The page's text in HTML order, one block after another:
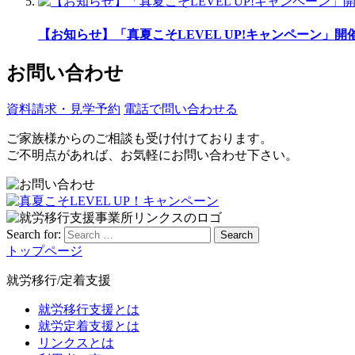
【お知らせ】「真夏こそLEVEL UP!キャンペーン」開
お問い合わせ
資料請求・見学予約 電話で問い合わせる
ご家族様からのご相談も受け付けております。
ご不明点があれば、お気軽にお問い合わせ下さい。
Search for: Search
トップページ
就労移行/定着支援
就労移行支援とは
就労定着支援とは
リンクスとは